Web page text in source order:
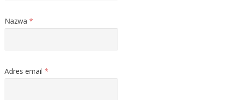
Nazwa *
Adres email *